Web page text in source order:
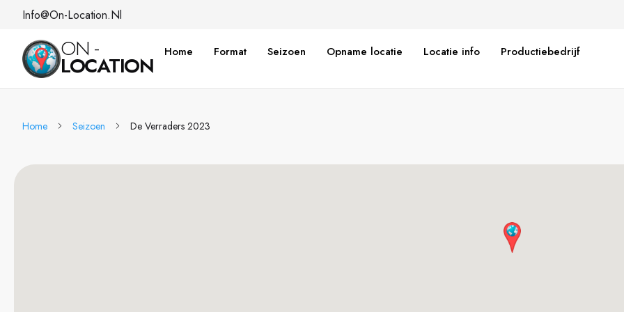
Info@on-Location.nl
ON -
LOCATION
Home Format Seizoen Opname locatie Locatie info Productiebedrijf
Home Seizoen De Verraders 2023